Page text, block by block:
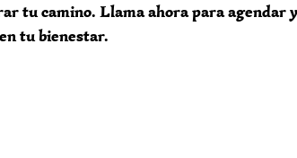
tu camino. Llama ahora para agendar
tu bienestar.